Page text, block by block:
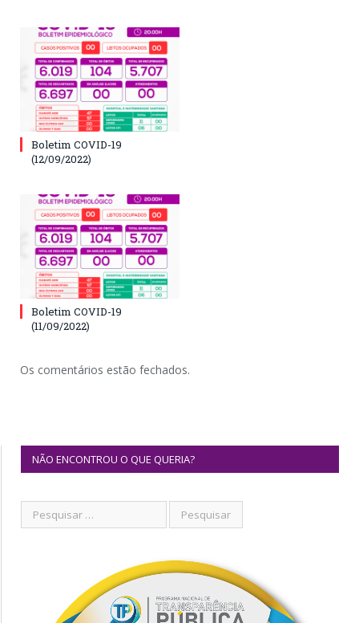
Boletim COVID-19
(12/09/2022)
Boletim COVID-19
(11/09/2022)
Os comentários estão fechados.
NÃO ENCONTROU O QUE QUERIA?